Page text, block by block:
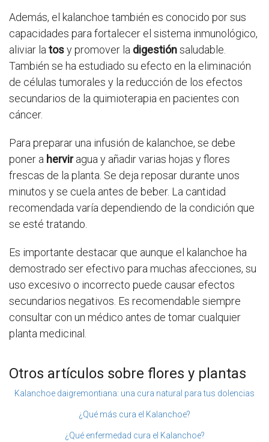
Además, el kalanchoe también es conocido por sus
capacidades para fortalecer el sistema inmunológico,
aliviar latosy promover la digestiónsaludable.
También se ha estudiado su efecto en la eliminación
de células tumorales y la reducción de los efectos
secundarios de la quimioterapia en pacientes con
cáncer.
Para preparar una infusión de kalanchoe, se debe
poner a herviragua y añadir varias hojas y flores
frescas de la planta. Se deja reposar durante unos
minutos y se cuela antes de beber. La cantidad
recomendada varía dependiendo de la condición que
se esté tratando.
Es importante destacar que aunque el kalanchoe ha
demostrado ser efectivo para muchas afecciones, su
uso excesivo o incorrecto puede causar efectos
secundarios negativos. Es recomendable siempre
consultar con un médico antes de tomar cualquier
planta medicinal.
Otros artículos sobre flores y plantas
Kalanchoe daigremontiana: una cura natural para tus dolencias
¿Qué más cura el Kalanchoe?
¿Qué enfermedad cura el Kalanchoe?